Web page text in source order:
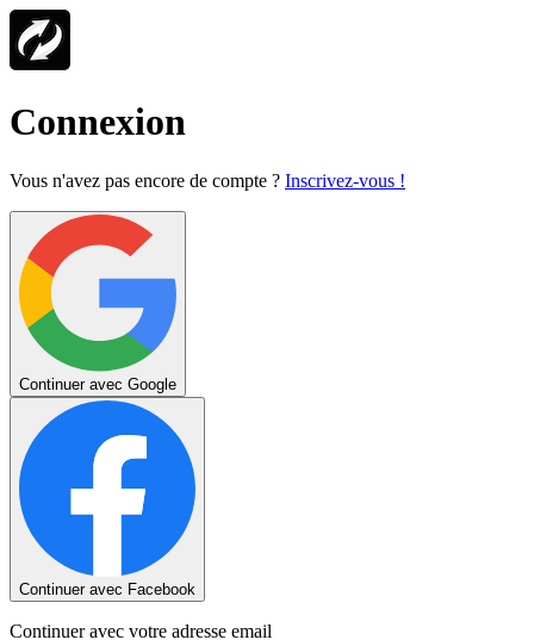
Connexion
Vous n'avez pas encore de compte ? Inscrivez-vous !
Continuer avec Google
Continuer avec Facebook
Continuer avec votre adresse email